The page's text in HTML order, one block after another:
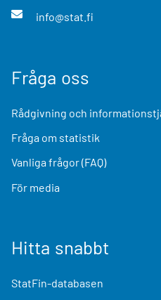
info@stat.fi
Fråga oss
Rådgivning och
Fråga om statistik
Vanliga frågor (FAQ)
För media
Hitta snabbt
StatFin-databasen